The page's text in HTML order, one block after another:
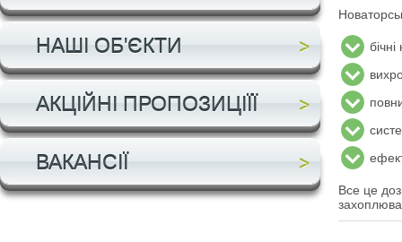
НАШІ ОБ'ЄКТИ
АКЦІЙНІ ПРОПОЗИЦІЇЇ
ВАКАНСІЇ
Все це